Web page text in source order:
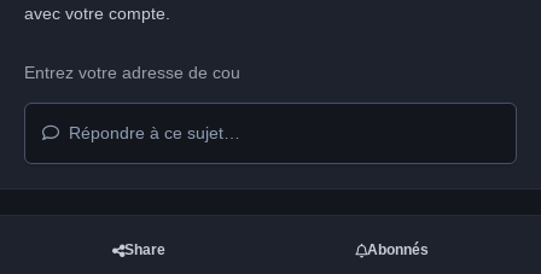
avec votre compte.
Répondre à ce sujet…
Share Abonnés